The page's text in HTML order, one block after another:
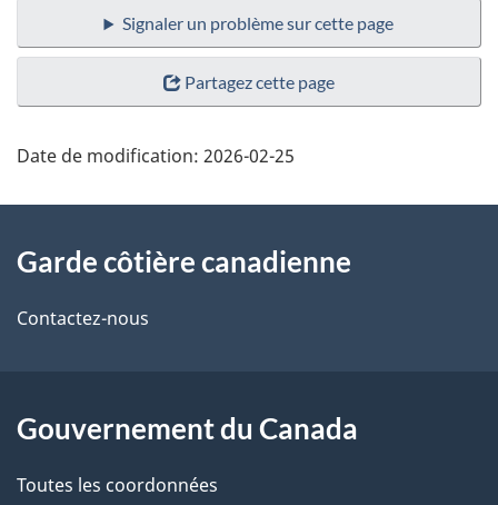
Signaler un problème sur cette page
Partagez cette page
Date de modification: 2026-02-25
propos
de
site
Garde côtière canadienne
Contactez-nous
Gouvernement du Canada
Toutes les coordonnées